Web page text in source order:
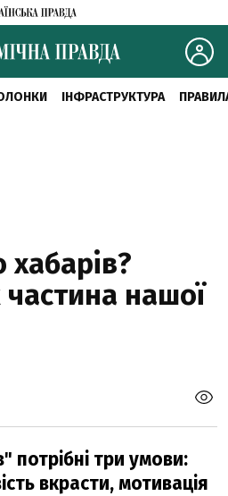
ІНФРАСТРУКТУРА
частина нашої
потрібні три умови:
вкрасти, мотивація